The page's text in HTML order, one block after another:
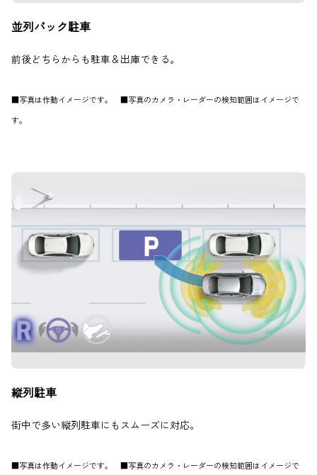
並列バック駐車
前後どちらからも駐車＆出庫できる。
■写真は作動イメージです。 ■写真のカメラ・レーダーの検知範囲はイメージで
す。
縦列駐車
街中で多い縦列駐車にもスムーズに対応。
■写真は作動イメージです。 ■写真のカメラ・レーダーの検知範囲はイメージで